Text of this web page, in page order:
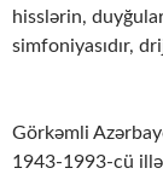
hisslərin,
simfoniyasıdır,
Görkəmli
1943-1993-cü